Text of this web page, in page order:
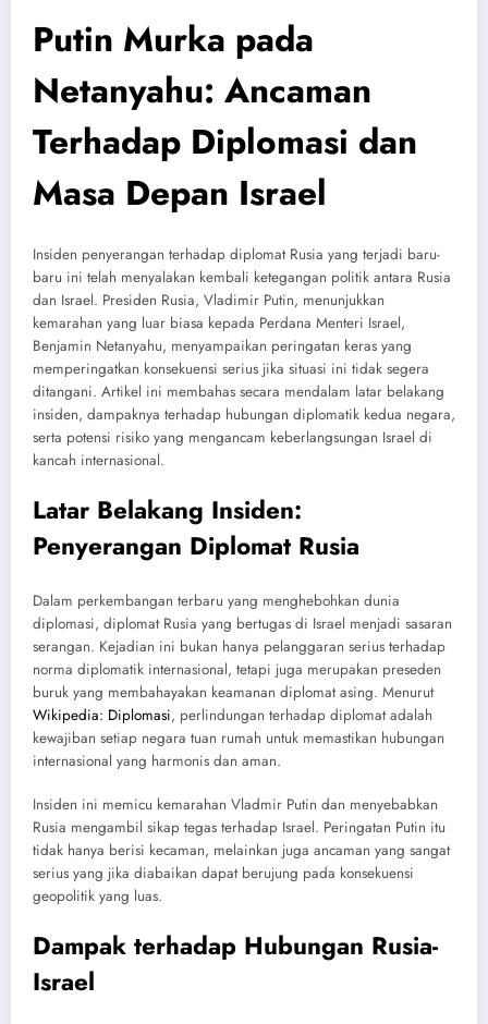
Putin Murka pada
Netanyahu: Ancaman
Terhadap Diplomasi dan
Masa Depan Israel
Insiden penyerangan terhadap diplomat Rusia yang terjadi baru-
baru ini telah menyalakan kembali ketegangan politik antara Rusia
dan Israel. Presiden Rusia, Vladimir Putin, menunjukkan
kemarahan yang luar biasa kepada Perdana Menteri Israel,
Benjamin Netanyahu, menyampaikan peringatan keras yang
memperingatkan konsekuensi serius jika situasi ini tidak segera
ditangani. Artikel ini membahas secara mendalam latar belakang
insiden, dampaknya terhadap hubungan diplomatik kedua negara,
serta potensi risiko yang mengancam keberlangsungan Israel di
kancah internasional.
Latar Belakang Insiden:
Penyerangan Diplomat Rusia
Dalam perkembangan terbaru yang menghebohkan dunia
diplomasi, diplomat Rusia yang bertugas di Israel menjadi sasaran
serangan. Kejadian ini bukan hanya pelanggaran serius terhadap
norma diplomatik internasional, tetapi juga merupakan preseden
buruk yang membahayakan keamanan diplomat asing. Menurut
Wikipedia: Diplomasi, perlindungan terhadap diplomat adalah
kewajiban setiap negara tuan rumah untuk memastikan hubungan
internasional yang harmonis dan aman.
Insiden ini memicu kemarahan Vladmir Putin dan menyebabkan
Rusia mengambil sikap tegas terhadap Israel. Peringatan Putin itu
tidak hanya berisi kecaman, melainkan juga ancaman yang sangat
serius yang jika diabaikan dapat berujung pada konsekuensi
geopolitik yang luas.
Dampak terhadap Hubungan Rusia-
Israel